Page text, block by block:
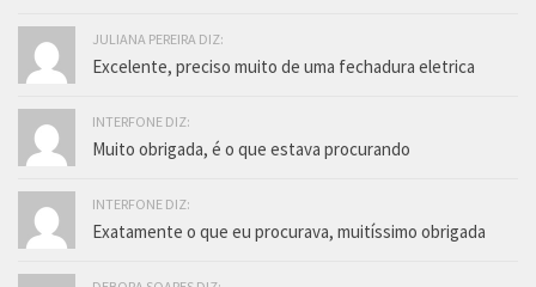
JULIANA PEREIRA DIZ:
Excelente, preciso muito de uma fechadura eletrica
INTERFONE DIZ:
Muito obrigada, é o que estava procurando
INTERFONE DIZ:
Exatamente o que eu procurava, muitíssimo obrigada